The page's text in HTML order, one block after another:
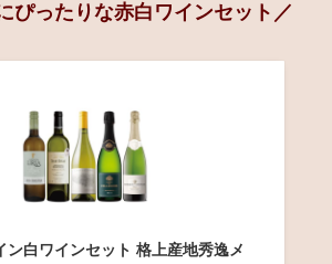
ぴったりな赤白ワインセット／
ン白ワインセット 格上産地秀逸メ